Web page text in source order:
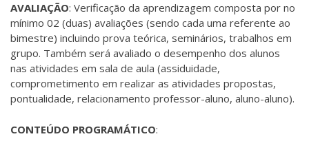
AVALIAÇÃO: Verificação da aprendizagem composta por no
mínimo 02 (duas) avaliações (sendo cada uma referente ao
bimestre) incluindo prova teórica, seminários, trabalhos em
grupo. Também será avaliado o desempenho dos alunos
nas atividades em sala de aula (assiduidade,
comprometimento em realizar as atividades propostas,
pontualidade, relacionamento professor-aluno, aluno-aluno).
CONTEÚDO PROGRAMÁTICO: